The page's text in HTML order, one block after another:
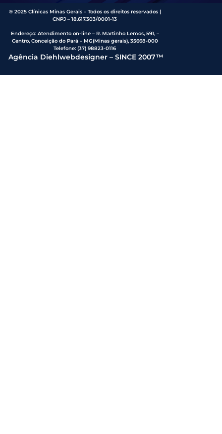
® 2025 Clínicas Minas Gerais – Todos os direitos reservados |
CNPJ – 18.617.303/0001-13
Endereço: Atendimento on-line – R. Martinho Lemos, 591, –
Centro, Conceição do Pará – MG(Minas gerais), 35668-000
Telefone:(37) 98823-0116
Agência Diehlwebdesigner – SINCE 2007™